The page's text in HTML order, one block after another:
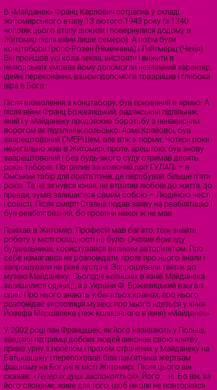
В «Майданек» Франц Карлович потрапив у складі
житомирського етапу 13 лютого 1943 року (з 1240
чоловік цього етапу вижили і повернулися додому в
Житомир після війни лише семеро). А потім були
концтабори Гросс-Розен (Німеччина) і Ляйтмеріц (Чехія).
Він пройшов усі кола пекла, вистояти і вижити в
нелюдських умовах йому допомогли незламний характер,
ідейні переконання, взаємодопомога товаришів і глибока
віра в Бога.
Після визволення з концтабору, був призваний в армію. А
після війни Франц Бржезицький, радянський підпільник,
який і у Майданеку продовжив боротьбу з ненависним
ворогом як підпільник польської Армії Крайової, був
заарештований СМЕРШем, але втік з тюрми. Чотири роки
нелегально жив в Житомирі, проте, зрештою, був знову
заарештований і без будь-якого суду отримав десять
років таборів. Потрапив за колючий дріт ГУЛАГа – в
Омський табір для політв’язнів, де перебував більше п’яти
років. Та не зігнувся юнак, не втратив любові до життя, до
правди, зумів залишитися самим собою – Людиною честі
і совісті. Після смерті Сталіна подав заяву на реабілітацію і
був реабілітований, бо провини ніякої ж не мав.
Приїхав в Житомир. Професій мав багато, тож знайти
роботу у місті складності не було. Очолив бригаду
будівельників, користувався великим авторитетом. Про
себе намагався не розповідати, проте про нього знали і
запрошували на різні зустрічі. Запрошували також до
музею Майданеку. Сьогодні колишніх в’язнів Майданека
залишилися одиниці, а з України Ф. Бржезицький взагалі
один. Про нього знають у багатьох країнах, про нього
розповідає експозиція музею, про нього йдеться у книзі
Йозефа Маршалека (теж колишнього в’язня) «Майданек».
У 2002 році пан Францішек, як його називають у Польщі,
завдяки підтримці добрих людей виконав свою клятву:
привіз урну з попелом і прахом страчених у Майданеку на
Батьківщину і перепоховав біля пам’ятника жертвам
фашизму на Богунії в місті Житомирі. Після цього він
сказав: «Тепер їх душі заспокояться». Його – ні. Бо він, за
його словами, живе для того, щоб ніколи не повторився